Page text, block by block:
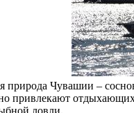
природа Чувашии –
привлекают
ловли.